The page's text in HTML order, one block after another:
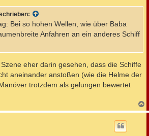
Bei so hohen Wellen, wie über Baba
Anfahren an ein anderes Schiff
eher darin gesehen, dass die Schiffe
aneinander anstoßen (wie die Helme der
trotzdem als gelungen bewertet
a